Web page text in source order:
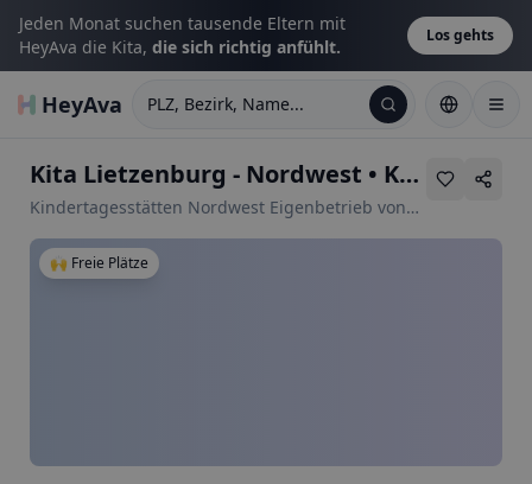
Jeden Monat suchen tausende Eltern mit
HeyAva die Kita, die sich richtig anfühlt.
Los gehts
HeyAva PLZ, Bezirk, Name...
Kita Lietzenburg - Nordwest • Kuno-Fischer-Str. 4
Kindertagesstätten Nordwest Eigenbetrieb von
🙌 Freie Plätze